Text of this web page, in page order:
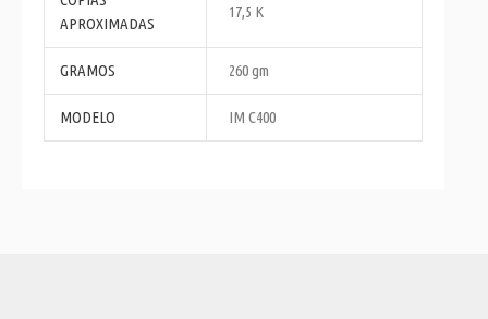
APROXIMADAS
17,5 K
GRAMOS 260 gm
MODELO IM C400